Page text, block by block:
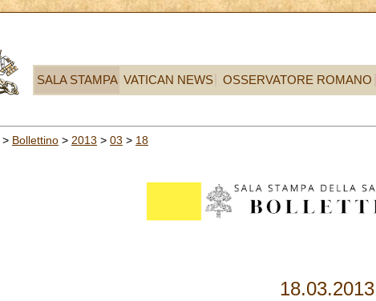
SALA STAMPA VATICAN NEWS OSSERVATORE ROMANO
> Bollettino > 2013 > 03 > 18
18.03.2013